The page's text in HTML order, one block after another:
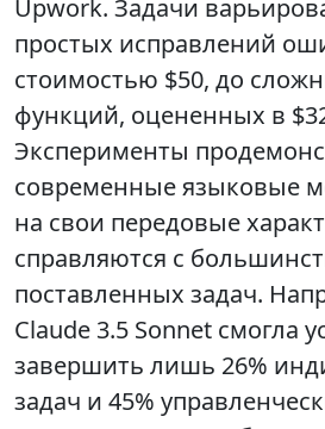
Upwork. Задачи
простых исправлений
стоимостью $50, до
функций, оцененных в
Эксперименты
современные языковые
на свои передовые
справляются с
поставленных задач.
Claude 3.5 Sonnet смогла
завершить лишь 26%
задач и 45%